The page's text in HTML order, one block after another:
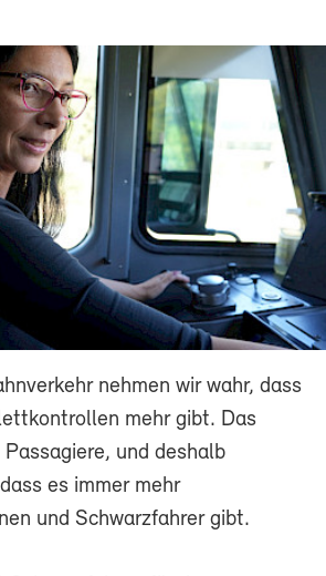
nehmen wir wahr, dass
mehr gibt. Das
und deshalb
es immer mehr
und Schwarzfahrer gibt.